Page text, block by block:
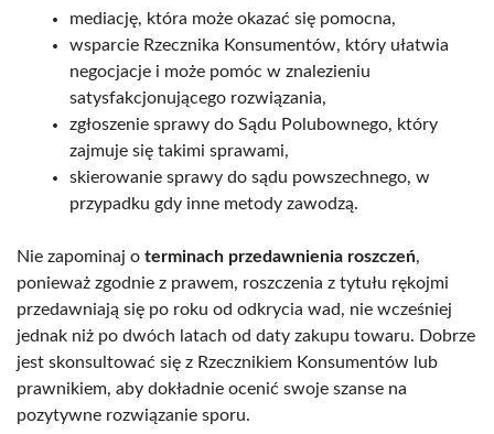
mediację, która może okazać się pomocna,
wsparcie Rzecznika Konsumentów, który ułatwia
negocjacje i może pomóc w znalezieniu
satysfakcjonującego rozwiązania,
zgłoszenie sprawy do Sądu Polubownego, który
zajmuje się takimi sprawami,
skierowanie sprawy do sądu powszechnego, w
przypadku gdy inne metody zawodzą.
Nie zapominaj o terminach przedawnienia roszczeń,
ponieważ zgodnie z prawem, roszczenia z tytułu rękojmi
przedawniają się po roku od odkrycia wad, nie wcześniej
jednak niż po dwóch latach od daty zakupu towaru. Dobrze
jest skonsultować się z Rzecznikiem Konsumentów lub
prawnikiem, aby dokładnie ocenić swoje szanse na
pozytywne rozwiązanie sporu.